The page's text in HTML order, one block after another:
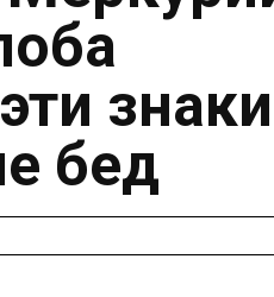
знаки
бед